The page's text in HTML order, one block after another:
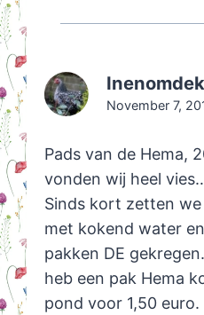
November 7,
Pads van de Hema,
vonden wij heel
Sinds kort zetten
met kokend water
pakken DE
heb een pak Hema
pond voor 1,50